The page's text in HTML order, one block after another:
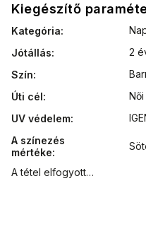
Kiegészítő
Kategória:
Jótállás:
2
Szín:
Úti cél:
Női
UV védelem:
A színezés
mértéke:
A tétel elfogyott…